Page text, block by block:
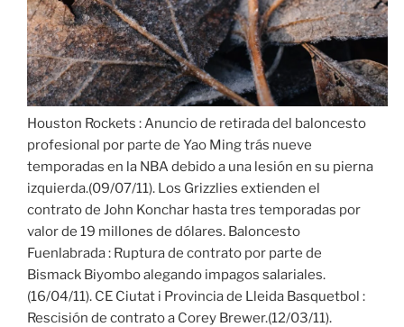
Houston Rockets : Anuncio de retirada del baloncesto
profesional por parte de Yao Ming trás nueve
temporadas en la NBA debido a una lesión en su pierna
izquierda.(09/07/11). Los Grizzlies extienden el
contrato de John Konchar hasta tres temporadas por
valor de 19 millones de dólares. Baloncesto
Fuenlabrada : Ruptura de contrato por parte de
Bismack Biyombo alegando impagos salariales.
(16/04/11). CE Ciutat i Provincia de Lleida Basquetbol :
Rescisión de contrato a Corey Brewer.(12/03/11).